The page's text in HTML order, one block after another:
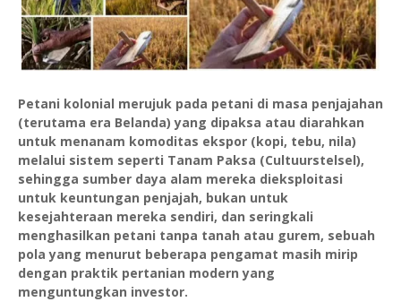
Petani kolonial merujuk pada petani di masa penjajahan
(terutama era Belanda) yang dipaksa atau diarahkan
untuk menanam komoditas ekspor (kopi, tebu, nila)
melalui sistem seperti Tanam Paksa (Cultuurstelsel),
sehingga sumber daya alam mereka dieksploitasi
untuk keuntungan penjajah, bukan untuk
kesejahteraan mereka sendiri, dan seringkali
menghasilkan petani tanpa tanah atau gurem, sebuah
pola yang menurut beberapa pengamat masih mirip
dengan praktik pertanian modern yang
menguntungkan investor.